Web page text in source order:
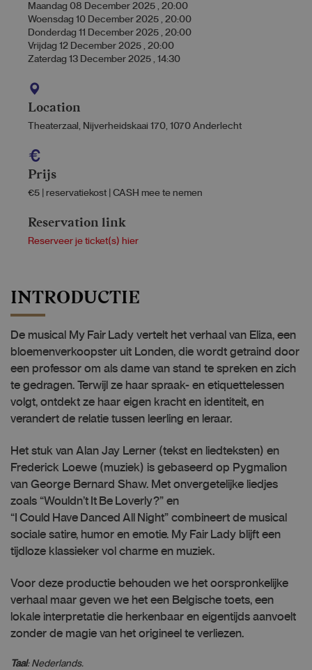
Maandag 08 December 2025 , 20:00
Woensdag 10 December 2025 , 20:00
Donderdag 11 December 2025 , 20:00
Vrijdag 12 December 2025 , 20:00
Zaterdag 13 December 2025 , 14:30
Location
Theaterzaal, Nijverheidskaai 170, 1070 Anderlecht
Prijs
€5 | reservatiekost | CASH mee te nemen
Reservation link
Reserveer je ticket(s) hier
INTRODUCTIE
De musical My Fair Lady vertelt het verhaal van Eliza, een
bloemenverkoopster uit Londen, die wordt getraind door
een professor om als dame van stand te spreken en zich
te gedragen. Terwijl ze haar spraak- en etiquettelessen
volgt, ontdekt ze haar eigen kracht en identiteit, en
verandert de relatie tussen leerling en leraar.
Het stuk van Alan Jay Lerner (tekst en liedteksten) en
Frederick Loewe (muziek) is gebaseerd op Pygmalion
van George Bernard Shaw. Met onvergetelijke liedjes
zoals “Wouldn’t It Be Loverly?” en
“I Could Have Danced All Night” combineert de musical
sociale satire, humor en emotie. My Fair Lady blijft een
tijdloze klassieker vol charme en muziek.
Voor deze productie behouden we het oorspronkelijke
verhaal maar geven we het een Belgische toets, een
lokale interpretatie die herkenbaar en eigentijds aanvoelt
zonder de magie van het origineel te verliezen.
Taal: Nederlands.